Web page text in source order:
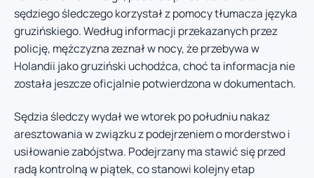
sędziego śledczego korzystał z pomocy tłumacza języka
gruzińskiego. Według informacji przekazanych przez
policję, mężczyzna zeznał w nocy, że przebywa w
Holandii jako gruziński uchodźca, choć ta informacja nie
została jeszcze oficjalnie potwierdzona w dokumentach.
Sędzia śledczy wydał we wtorek po południu nakaz
aresztowania w związku z podejrzeniem o morderstwo i
usiłowanie zabójstwa. Podejrzany ma stawić się przed
radą kontrolną w piątek, co stanowi kolejny etap